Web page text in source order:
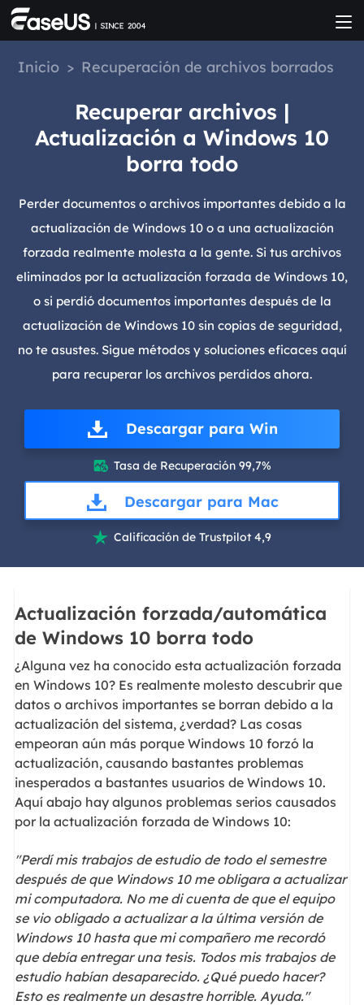
Inicio > Recuperación de archivos borrados
Recuperar archivos |
Actualización a Windows 10
borra todo
Perder documentos o archivos importantes debido a la
actualización de Windows 10 o a una actualización
forzada realmente molesta a la gente. Si tus archivos
eliminados por la actualización forzada de Windows 10,
o si perdió documentos importantes después de la
actualización de Windows 10 sin copias de seguridad,
no te asustes. Sigue métodos y soluciones eficaces aquí
para recuperar los archivos perdidos ahora.
Descargar para Win
 Tasa de Recuperación 99,7%
Descargar para Mac
 Calificación de Trustpilot 4,9
Actualización forzada/automática
de Windows 10 borra todo
¿Alguna vez ha conocido esta actualización forzada
en Windows 10? Es realmente molesto descubrir que
datos o archivos importantes se borran debido a la
actualización del sistema, ¿verdad? Las cosas
empeoran aún más porque Windows 10 forzó la
actualización, causando bastantes problemas
inesperados a bastantes usuarios de Windows 10.
Aquí abajo hay algunos problemas serios causados
por la actualización forzada de Windows 10:
"Perdí mis trabajos de estudio de todo el semestre
después de que Windows 10 me obligara a actualizar
mi computadora. No me di cuenta de que el equipo
se vio obligado a actualizar a la última versión de
Windows 10 hasta que mi compañero me recordó
que debía entregar una tesis. Todos mis trabajos de
estudio habían desaparecido. ¿Qué puedo hacer?
Esto es realmente un desastre horrible. Ayuda."